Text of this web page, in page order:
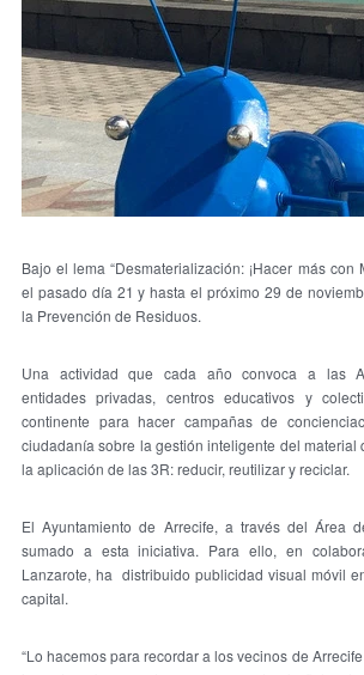
Bajo el lema “Desmaterialización: ¡Hacer más con
el pasado día 21 y hasta el próximo 29 de
la Prevención de Residuos.
Una actividad que cada año convoca a las
entidades privadas, centros educativos y
continente para hacer campañas de
ciudadanía sobre la gestión inteligente del material
la aplicación de las 3R: reducir, reutilizar y reciclar.
El Ayuntamiento de Arrecife, a través del Área
sumado a esta iniciativa. Para ello, en
Lanzarote, ha distribuido publicidad visual móvil
capital.
“Lo hacemos para recordar a los vecinos de